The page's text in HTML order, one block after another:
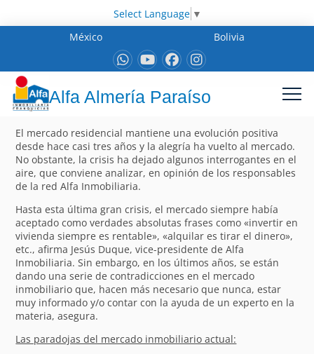
Select Language ▼
México
Bolivia
Alfa Almería Paraíso
El mercado residencial mantiene una evolución positiva
desde hace casi tres años y la alegría ha vuelto al mercado.
No obstante, la crisis ha dejado algunos interrogantes en el
aire, que conviene analizar, en opinión de los responsables
de la red Alfa Inmobiliaria.
Hasta esta última gran crisis, el mercado siempre había
aceptado como verdades absolutas frases como «invertir en
vivienda siempre es rentable», «alquilar es tirar el dinero»,
etc., afirma Jesús Duque, vice-presidente de Alfa
Inmobiliaria. Sin embargo, en los últimos años, se están
dando una serie de contradicciones en el mercado
inmobiliario que, hacen más necesario que nunca, estar
muy informado y/o contar con la ayuda de un experto en la
materia, asegura.
Las paradojas del mercado inmobiliario actual: